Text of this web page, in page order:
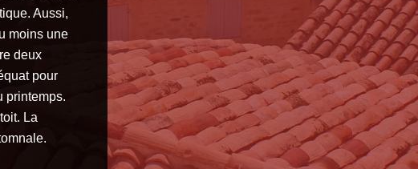
Aussi,
moins une
deux
pour
printemps.
La